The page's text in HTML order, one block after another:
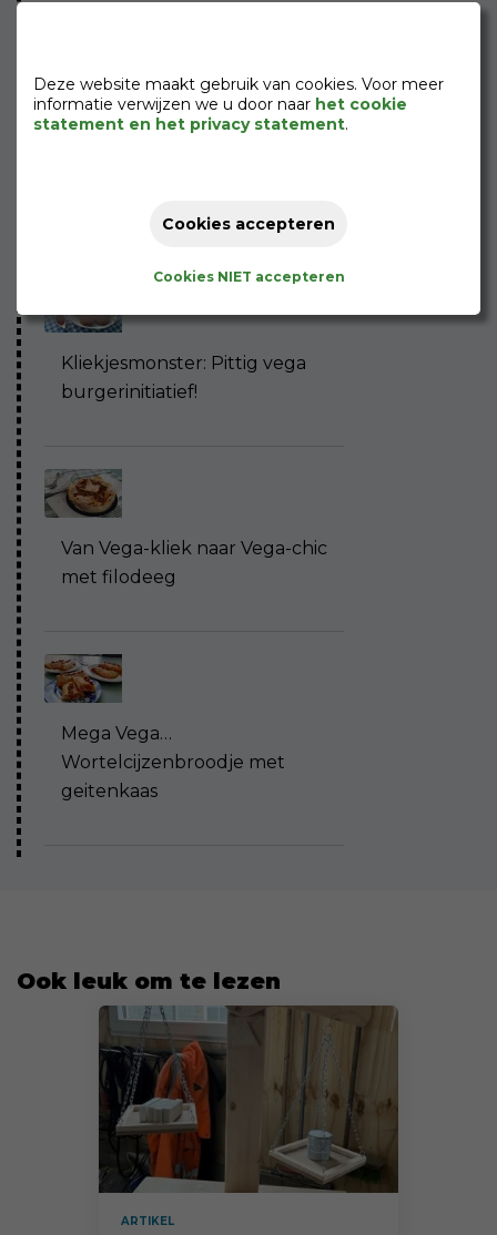
Kliekjesmonster: Pittig vega
burgerinitiatief!
Van Vega-kliek naar Vega-chic
met filodeeg
Mega Vega…
Wortelcijzenbroodje met
geitenkaas
Ook leuk om te lezen
ARTIKEL
Deze website maakt gebruik van cookies. Voor meer
informatie verwijzen we u door naar het cookie
statement en het privacy statement.
Cookies accepteren
Cookies NIET accepteren